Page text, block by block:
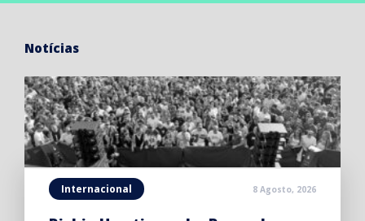
Notícias
Internacional 8 Agosto, 2026